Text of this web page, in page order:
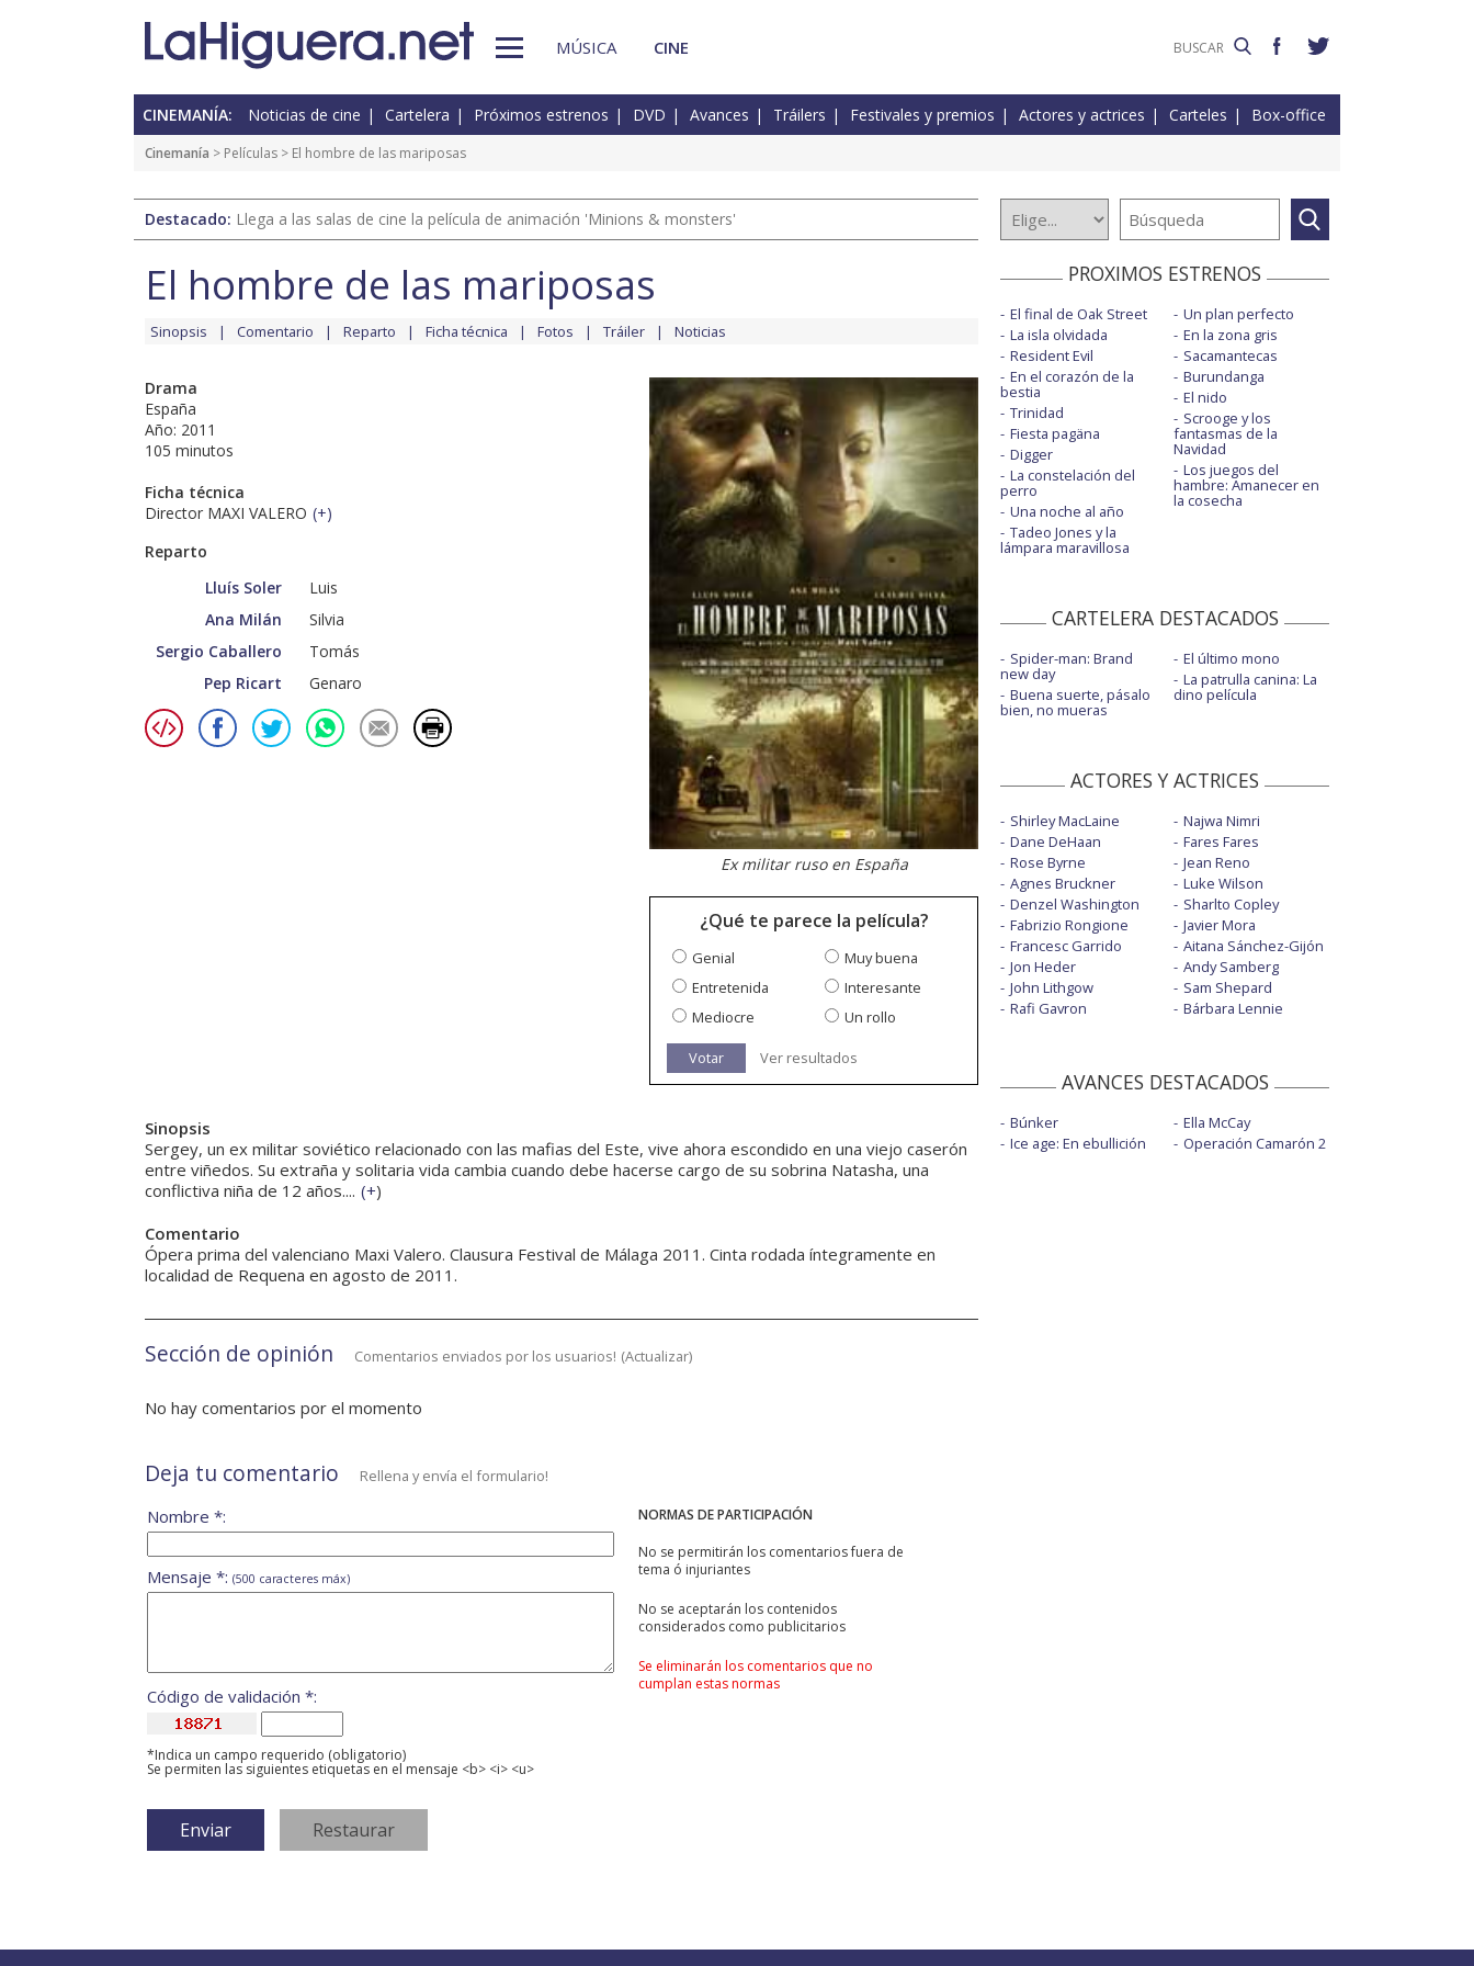
MÚSICA CINE
CINEMANÍA: Noticias de cine Cartelera Próximos estrenos DVD Avances Tráilers Festivales y premios Actores y actrices Carteles Box-office
Cinemanía > Películas > El hombre de las mariposas
Destacado: Llega a las salas de cine la película de animación 'Minions & monsters'
El hombre de las mariposas
Sinopsis Comentario Reparto Ficha técnica Fotos Tráiler Noticias
Drama
España
Año: 2011
105 minutos
Ficha técnica
Director MAXI VALERO (+)
Reparto
Lluís Soler
Luis
Ana Milán
Silvia
Sergio Caballero
Tomás
Pep Ricart
Genaro
Ex militar ruso en España
¿Qué te parece la película?
Genial
Muy buena
Entretenida
Interesante
Mediocre
Un rollo
Votar Ver resultados
Sinopsis
Sergey, un ex militar soviético relacionado con las mafias del Este, vive ahora escondido en una viejo caserón
entre viñedos. Su extraña y solitaria vida cambia cuando debe hacerse cargo de su sobrina Natasha, una
conflictiva niña de 12 años.... (+)
Comentario
Ópera prima del valenciano Maxi Valero. Clausura Festival de Málaga 2011. Cinta rodada íntegramente en
localidad de Requena en agosto de 2011.
Sección de opinión Comentarios enviados por los usuarios! (Actualizar)
No hay comentarios por el momento
Deja tu comentario Rellena y envía el formulario!
NORMAS DE PARTICIPACIÓN
No se permitirán los comentarios fuera de
tema ó injuriantes
No se aceptarán los contenidos
considerados como publicitarios
Se eliminarán los comentarios que no
cumplan estas normas
Nombre *:
Mensaje *: (500 caracteres máx)
Código de validación *:
*Indica un campo requerido (obligatorio)
Se permiten las siguientes etiquetas en el mensaje <b> <i> <u>
PROXIMOS ESTRENOS
El final de Oak Street
La isla olvidada
Resident Evil
En el corazón de la
bestia
Trinidad
Fiesta pagäna
Digger
La constelación del
perro
Una noche al año
Tadeo Jones y la
lámpara maravillosa
Un plan perfecto
En la zona gris
Sacamantecas
Burundanga
El nido
Scrooge y los
fantasmas de la
Navidad
Los juegos del
hambre: Amanecer en
la cosecha
CARTELERA DESTACADOS
Spider-man: Brand
new day
Buena suerte, pásalo
bien, no mueras
El último mono
La patrulla canina: La
dino película
ACTORES Y ACTRICES
Shirley MacLaine
Dane DeHaan
Rose Byrne
Agnes Bruckner
Denzel Washington
Fabrizio Rongione
Francesc Garrido
Jon Heder
John Lithgow
Rafi Gavron
Najwa Nimri
Fares Fares
Jean Reno
Luke Wilson
Sharlto Copley
Javier Mora
Aitana Sánchez-Gijón
Andy Samberg
Sam Shepard
Bárbara Lennie
AVANCES DESTACADOS
Búnker
Ice age: En ebullición
Ella McCay
Operación Camarón 2